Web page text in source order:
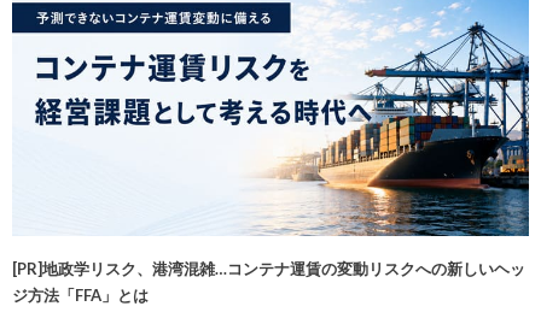
[PR]地政学リスク、港湾混雑…コンテナ運賃の変動リスクへの新しいヘッ
ジ方法「FFA」とは